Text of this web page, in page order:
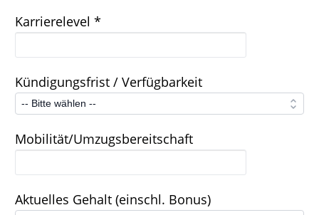
Karrierelevel *
Kündigungsfrist / Verfügbarkeit
Mobilität/Umzugsbereitschaft
Aktuelles Gehalt (einschl. Bonus)